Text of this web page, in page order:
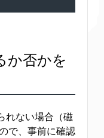
か否かを
れない場合（磁
で、事前に確認